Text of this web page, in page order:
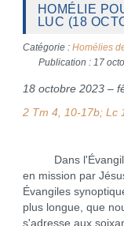
HOMÉLIE
LUC (18
Catégorie : Homélies
Publication : 17
18 octobre 2023 –
2 Tm 4, 10-17b; Lc
Dans l'Évangile,
en mission par
Évangiles
plus longue, que
s'adresse aux